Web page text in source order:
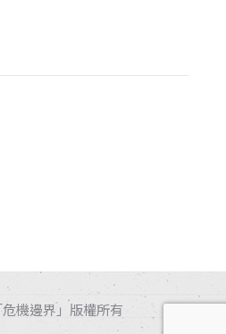
機邊界」版權所有